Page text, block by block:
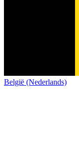
België (Nederlands)